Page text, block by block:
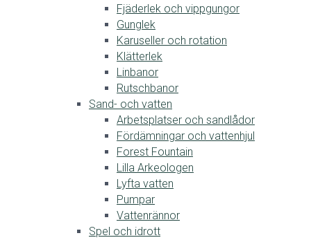
Fjäderlek och vippgungor
Gunglek
Karuseller och rotation
Klätterlek
Linbanor
Rutschbanor
Sand- och vatten
Arbetsplatser och sandlådor
Fördämningar och vattenhjul
Forest Fountain
Lilla Arkeologen
Lyfta vatten
Pumpar
Vattenrännor
Spel och idrott